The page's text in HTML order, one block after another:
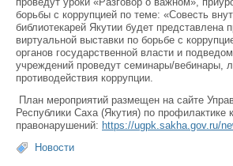
борьбы с коррупцией по теме: «Совесть
библиотекарей Якутии будет представлена
виртуальной выставки по борьбе с
органов государственной власти и
учреждений проведут семинары/вебинары,
противодействия коррупции.
План мероприятий размещен на сайте
Республики Саха (Якутия) по профилактике
правонарушений: https://ugpk.sakha.gov.ru/
Новости